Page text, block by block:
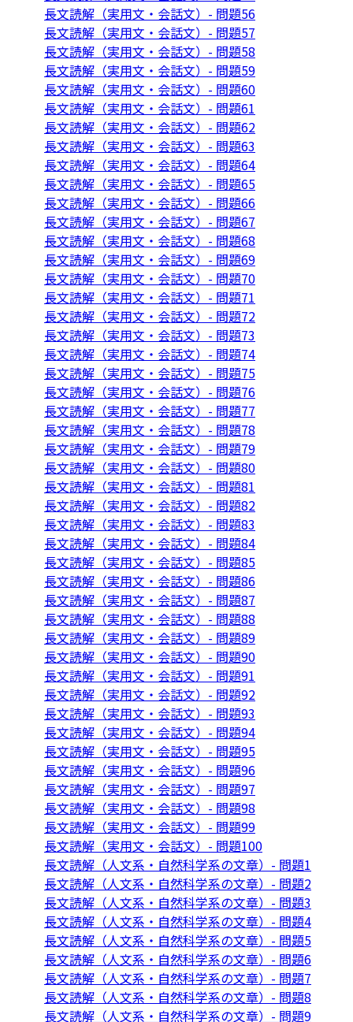
長文読解（実用文・会話文）- 問題56
長文読解（実用文・会話文）- 問題57
長文読解（実用文・会話文）- 問題58
長文読解（実用文・会話文）- 問題59
長文読解（実用文・会話文）- 問題60
長文読解（実用文・会話文）- 問題61
長文読解（実用文・会話文）- 問題62
長文読解（実用文・会話文）- 問題63
長文読解（実用文・会話文）- 問題64
長文読解（実用文・会話文）- 問題65
長文読解（実用文・会話文）- 問題66
長文読解（実用文・会話文）- 問題67
長文読解（実用文・会話文）- 問題68
長文読解（実用文・会話文）- 問題69
長文読解（実用文・会話文）- 問題70
長文読解（実用文・会話文）- 問題71
長文読解（実用文・会話文）- 問題72
長文読解（実用文・会話文）- 問題73
長文読解（実用文・会話文）- 問題74
長文読解（実用文・会話文）- 問題75
長文読解（実用文・会話文）- 問題76
長文読解（実用文・会話文）- 問題77
長文読解（実用文・会話文）- 問題78
長文読解（実用文・会話文）- 問題79
長文読解（実用文・会話文）- 問題80
長文読解（実用文・会話文）- 問題81
長文読解（実用文・会話文）- 問題82
長文読解（実用文・会話文）- 問題83
長文読解（実用文・会話文）- 問題84
長文読解（実用文・会話文）- 問題85
長文読解（実用文・会話文）- 問題86
長文読解（実用文・会話文）- 問題87
長文読解（実用文・会話文）- 問題88
長文読解（実用文・会話文）- 問題89
長文読解（実用文・会話文）- 問題90
長文読解（実用文・会話文）- 問題91
長文読解（実用文・会話文）- 問題92
長文読解（実用文・会話文）- 問題93
長文読解（実用文・会話文）- 問題94
長文読解（実用文・会話文）- 問題95
長文読解（実用文・会話文）- 問題96
長文読解（実用文・会話文）- 問題97
長文読解（実用文・会話文）- 問題98
長文読解（実用文・会話文）- 問題99
長文読解（実用文・会話文）- 問題100
長文読解（人文系・自然科学系の文章）- 問題1
長文読解（人文系・自然科学系の文章）- 問題2
長文読解（人文系・自然科学系の文章）- 問題3
長文読解（人文系・自然科学系の文章）- 問題4
長文読解（人文系・自然科学系の文章）- 問題5
長文読解（人文系・自然科学系の文章）- 問題6
長文読解（人文系・自然科学系の文章）- 問題7
長文読解（人文系・自然科学系の文章）- 問題8
長文読解（人文系・自然科学系の文章）- 問題9